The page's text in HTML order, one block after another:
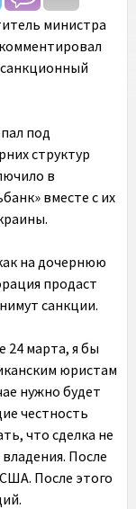
министра
под
структур
в
вместе с их
на дочернюю
продаст
санкции.
24 марта, я бы
юристам
нужно будет
честность
что сделка не
После
После этого